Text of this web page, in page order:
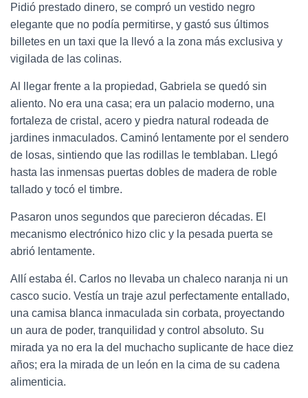
Pidió prestado dinero, se compró un vestido negro
elegante que no podía permitirse, y gastó sus últimos
billetes en un taxi que la llevó a la zona más exclusiva y
vigilada de las colinas.
Al llegar frente a la propiedad, Gabriela se quedó sin
aliento. No era una casa; era un palacio moderno, una
fortaleza de cristal, acero y piedra natural rodeada de
jardines inmaculados. Caminó lentamente por el sendero
de losas, sintiendo que las rodillas le temblaban. Llegó
hasta las inmensas puertas dobles de madera de roble
tallado y tocó el timbre.
Pasaron unos segundos que parecieron décadas. El
mecanismo electrónico hizo clic y la pesada puerta se
abrió lentamente.
Allí estaba él. Carlos no llevaba un chaleco naranja ni un
casco sucio. Vestía un traje azul perfectamente entallado,
una camisa blanca inmaculada sin corbata, proyectando
un aura de poder, tranquilidad y control absoluto. Su
mirada ya no era la del muchacho suplicante de hace diez
años; era la mirada de un león en la cima de su cadena
alimenticia.